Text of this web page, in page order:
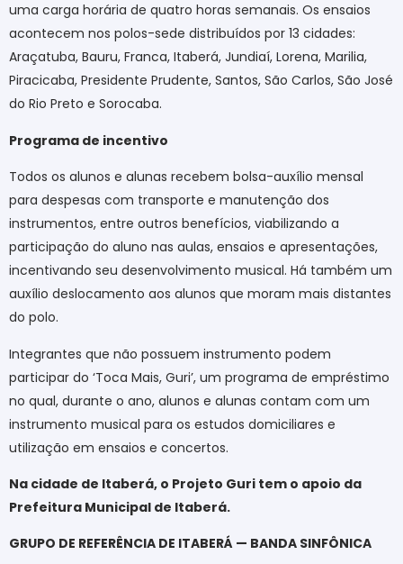
uma carga horária de quatro horas semanais. Os ensaios
acontecem nos polos-sede distribuídos por 13 cidades:
Araçatuba, Bauru, Franca, Itaberá, Jundiaí, Lorena, Marilia,
Piracicaba, Presidente Prudente, Santos, São Carlos, São José
do Rio Preto e Sorocaba.
Programa de incentivo
Todos os alunos e alunas recebem bolsa-auxílio mensal
para despesas com transporte e manutenção dos
instrumentos, entre outros benefícios, viabilizando a
participação do aluno nas aulas, ensaios e apresentações,
incentivando seu desenvolvimento musical. Há também um
auxílio deslocamento aos alunos que moram mais distantes
do polo.
Integrantes que não possuem instrumento podem
participar do ‘Toca Mais, Guri’, um programa de empréstimo
no qual, durante o ano, alunos e alunas contam com um
instrumento musical para os estudos domiciliares e
utilização em ensaios e concertos.
Na cidade de Itaberá, o Projeto Guri tem o apoio da
Prefeitura Municipal de Itaberá.
GRUPO DE REFERÊNCIA DE ITABERÁ — BANDA SINFÔNICA